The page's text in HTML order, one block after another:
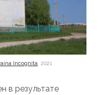
Incognita, 2021
в результате